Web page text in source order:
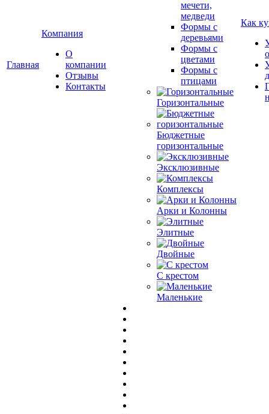
Главная
Компания
О
компании
Отзывы
Контакты
мечети,
медведи
Формы с
деревьями
Формы с
цветами
Формы с
птицами
Горизонтальные
Бюджетные
горизонтальные
Эксклюзивные
Комплексы
Арки и Колонны
Элитные
Двойные
С крестом
Маленькие
Как